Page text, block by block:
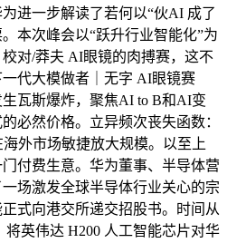
进一步解读了若何以“伙AI 成了
本次峰会以“跃升行业智能化”为
对/莽夫 AI眼镜的肉搏赛，这不
代大模做者｜无字 AI眼镜赛
瓦斯爆炸，聚焦AI to B和AI变
必然价格。立异频次丧失函数：
外市场敏捷放大规模。以至上
付费生意。华为董事、半导体营
场激发全球半导体行业关心的宗
式向港交所递交招股书。时间从
将英伟达 H200 人工智能芯片对华